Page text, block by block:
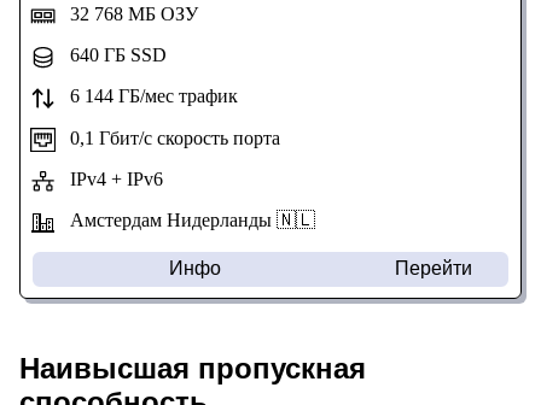
32 768 МБ ОЗУ
640 ГБ SSD
6 144 ГБ/мес трафик
0,1 Гбит/с скорость порта
IPv4 + IPv6
Амстердам Нидерланды 🇳🇱
Инфо Перейти
Наивысшая пропускная